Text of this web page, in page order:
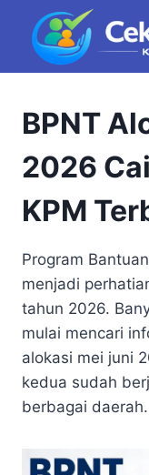
content
BPNT
2026
KPM
Program
menjadi
tahun 2026.
mulai mencari
alokasi mei juni
kedua sudah
berbagai daerah.